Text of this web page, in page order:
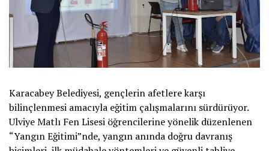
Karacabey Belediyesi, gençlerin afetlere karşı
bilinçlenmesi amacıyla eğitim çalışmalarını sürdürüyor.
Ulviye Matlı Fen Lisesi öğrencilerine yönelik düzenlenen
“Yangın Eğitimi”nde, yangın anında doğru davranış